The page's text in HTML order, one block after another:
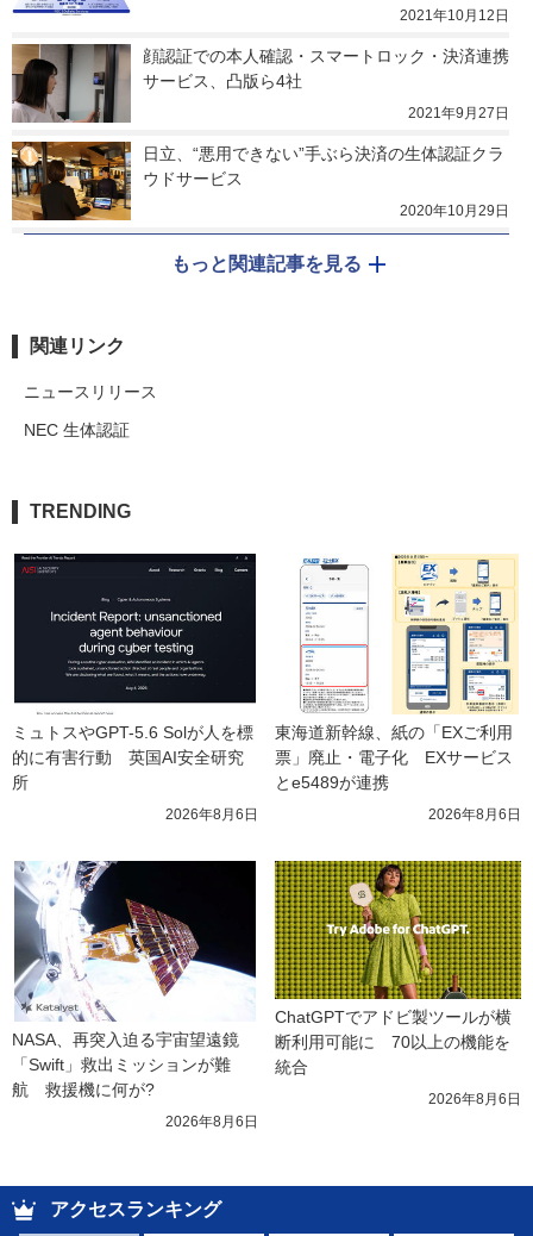
2021年10月12日
顔認証での本人確認・スマートロック・決済連携
サービス、凸版ら4社
2021年9月27日
日立、“悪用できない”手ぶら決済の生体認証クラ
ウドサービス
2020年10月29日
もっと関連記事を見る
関連リンク
ニュースリリース
NEC 生体認証
TRENDING
ミュトスやGPT-5.6 Solが人を標
的に有害行動　英国AI安全研究
所
2026年8月6日
東海道新幹線、紙の「EXご利用
票」廃止・電子化　EXサービス
とe5489が連携
2026年8月6日
NASA、再突入迫る宇宙望遠鏡
「Swift」救出ミッションが難
航　救援機に何が?
2026年8月6日
ChatGPTでアドビ製ツールが横
断利用可能に　70以上の機能を
統合
2026年8月6日
アクセスランキング